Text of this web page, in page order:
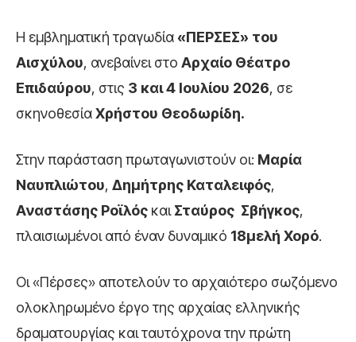
Η εμβληματική τραγωδία«ΠΕΡΣΕΣ» του
Αισχύλου, ανεβαίνει στο Αρχαίο Θέατρο
Επιδαύρου, στις 3 και 4 Ιουλίου 2026, σε
σκηνοθεσίαΧρήστου Θεοδωρίδη.
Στην παράσταση πρωταγωνιστούν οι: Μαρία
Ναυπλιώτου, Δημήτρης Καταλειφός,
Αναστάσης Ροϊλός καιΣταύρος Σβήγκος,
πλαισιωμένοι από έναν δυναμικό 18μελή Χορό.
Οι «Πέρσες» αποτελούν το αρχαιότερο σωζόμενο
ολοκληρωμένο έργο της αρχαίας ελληνικής
δραματουργίας και ταυτόχρονα την πρώτη